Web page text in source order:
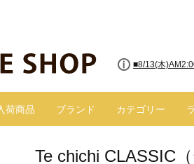
■8/13(木
荷商品 ブランド カテゴリー
Te chichi CLASSIC